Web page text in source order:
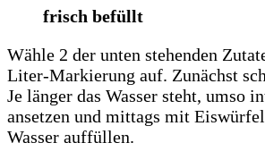
frisch befüllt
Wähle 2 der unten stehenden
Liter-Markierung auf. Zunächst
Je länger das Wasser steht, umso
ansetzen und mittags mit
Wasser auffüllen.